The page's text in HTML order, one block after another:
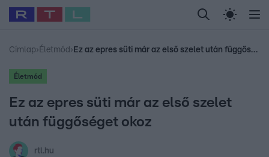
Legfrissebb RTL Híradó Randi Celeb vagyok,
Babits Marcella Most Wanted Gallusz
Címlap› Életmód › Ez az epres süti már az első szelet után függőséget okoz
Életmód
Ez az epres süti már az első szelet
után függőséget okoz
rtl.hu